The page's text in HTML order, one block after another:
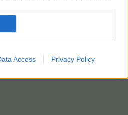
Access Privacy Policy